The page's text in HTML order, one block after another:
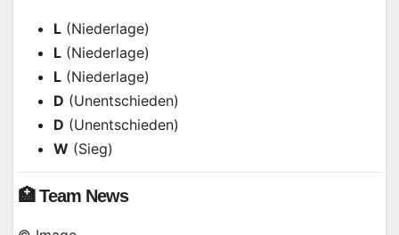
L (Niederlage)
L (Niederlage)
L (Niederlage)
D (Unentschieden)
D (Unentschieden)
W (Sieg)
🏥 Team News